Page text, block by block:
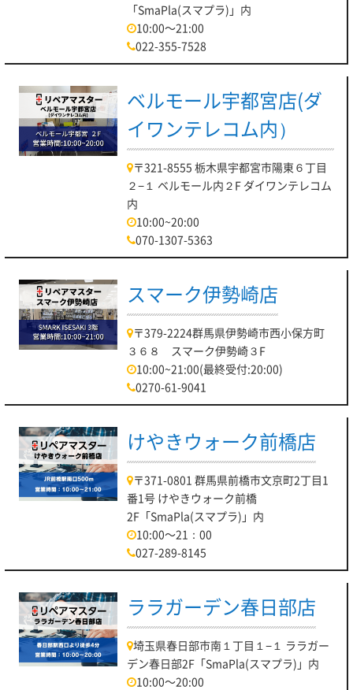
「SmaPla(スマプラ)」内
10:00～21:00
022-355-7528
ベルモール宇都宮店(ダ
イワンテレコム内）
〒321-8555 栃木県宇都宮市陽東６丁目
２−１ ベルモール内２F ダイワンテレコム
内
10:00~20:00
070-1307-5363
スマーク伊勢崎店
〒379-2224群馬県伊勢崎市西小保方町
３６８ スマーク伊勢崎３F
10:00~21:00(最終受付:20:00)
0270-61-9041
けやきウォーク前橋店
〒371-0801 群馬県前橋市文京町2丁目1
番1号 けやきウォーク前橋
2F「SmaPla(スマプラ)」内
10:00～21：00
027-289-8145
ララガーデン春日部店
埼玉県春日部市南１丁目１−１ ララガー
デン春日部2F「SmaPla(スマプラ)」内
10:00～20:00